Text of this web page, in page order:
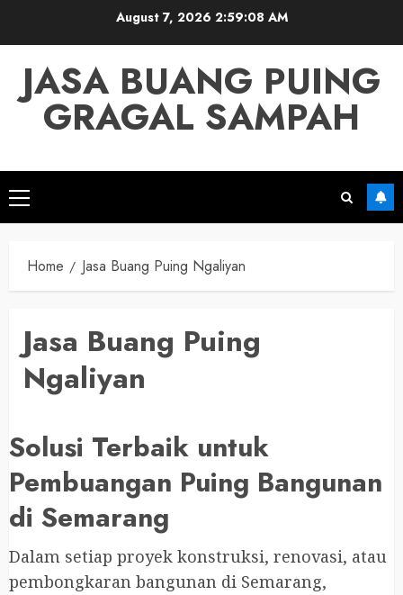
August 7, 2026 2:59:08 AM
JASA BUANG PUING
GRAGAL SAMPAH
Primary
Menu
Home Jasa Buang Puing Ngaliyan
Jasa Buang Puing
Ngaliyan
Solusi Terbaik untuk
Pembuangan Puing Bangunan
di Semarang
Dalam setiap proyek konstruksi, renovasi, atau
pembongkaran bangunan di Semarang,